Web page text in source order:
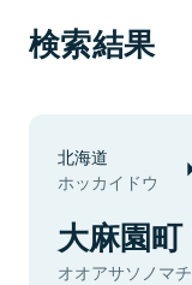
検索結果
北海道
ホッカイドウ
大麻園町
オオアサソノマチ